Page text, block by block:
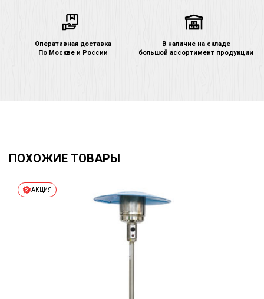
Оперативная доставка
По Москве и России
В наличие на складе
большой ассортимент продукции
ПОХОЖИЕ ТОВАРЫ
АКЦИЯ